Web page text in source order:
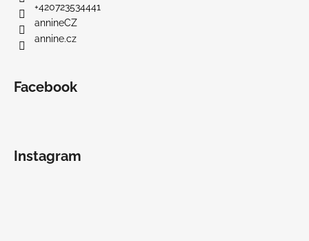
+420723534441
annineCZ
annine.cz
Facebook
Instagram